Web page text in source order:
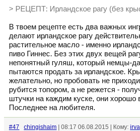
> РЕЦЕПТ: Ирландское рагу (без
В твоем рецепте есть два важных
делают ирландское рагу
растительное масло - именно
пиво Гиннес. Без этих двух вещей
непонятный гуляш, который немцы-
пытаются продать за ирландское.
желательно, но пробовать не
рубится топором, а не режется -
штучки на каждим куске, они хорошо
Последнее на любителя.
#47 chingishaim | 08:17 06.08.2015 | Кому: